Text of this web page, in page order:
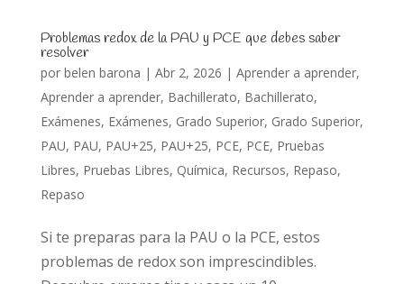
Problemas redox de la PAU y PCE que debes saber
resolver
por belen barona | Abr 2, 2026 | Aprender a aprender,
Aprender a aprender, Bachillerato, Bachillerato,
Exámenes, Exámenes, Grado Superior, Grado Superior,
PAU, PAU, PAU+25, PAU+25, PCE, PCE, Pruebas
Libres, Pruebas Libres, Química, Recursos, Repaso,
Repaso
Si te preparas para la PAU o la PCE, estos
problemas de redox son imprescindibles.